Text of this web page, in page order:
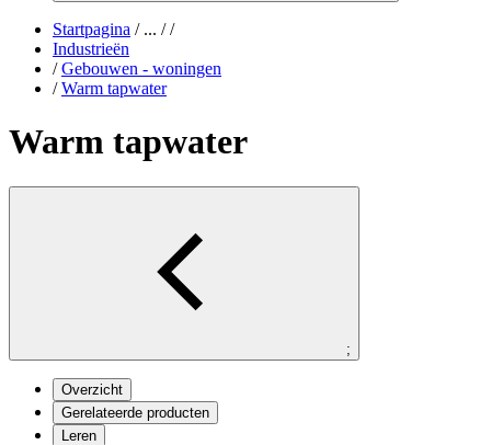
Startpagina /... / /
Industrieën
/ Gebouwen - woningen
/ Warm tapwater
Warm tapwater
;
Overzicht
Gerelateerde producten
Leren